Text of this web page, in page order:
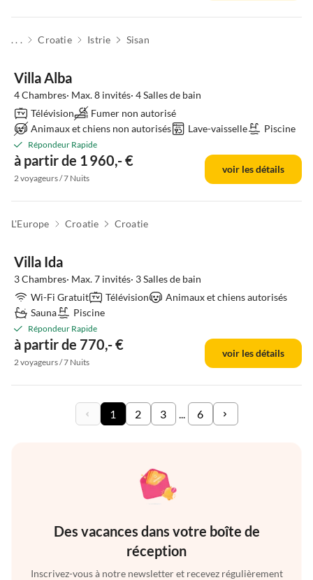
. . . Croatie Istrie Sisan
Villa Alba
4 Chambres· Max. 8 invités· 4 Salles de bain
Télévision
Fumer non autorisé
Animaux et chiens non autorisés
Lave-vaisselle Piscine
Répondeur Rapide
à partir de 1 960,- €
2 voyageurs / 7 Nuits
voir les détails
L'Europe Croatie Croatie
Villa Ida
3 Chambres· Max. 7 invités· 3 Salles de bain
Wi-Fi Gratuit
Télévision
Animaux et chiens autorisés
Sauna
Piscine
Répondeur Rapide
à partir de 770,- €
2 voyageurs / 7 Nuits
voir les détails
1 2 3 ... 6
Des vacances dans votre boîte de
réception
Inscrivez-vous à notre newsletter et recevez régulièrement